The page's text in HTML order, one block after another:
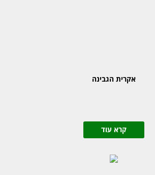
אקרית הגבינה
קרא עוד